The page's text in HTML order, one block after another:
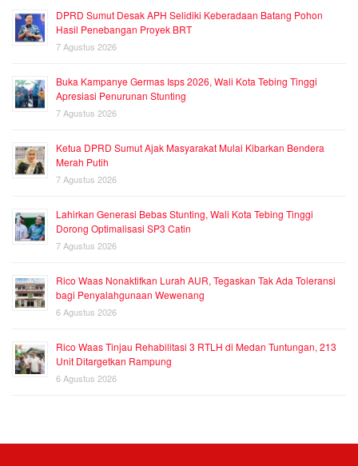
DPRD Sumut Desak APH Selidiki Keberadaan Batang Pohon
Hasil Penebangan Proyek BRT
7 Agustus 2026
Buka Kampanye Germas Isps 2026, Wali Kota Tebing Tinggi
Apresiasi Penurunan Stunting
7 Agustus 2026
Ketua DPRD Sumut Ajak Masyarakat Mulai Kibarkan Bendera
Merah Putih
7 Agustus 2026
Lahirkan Generasi Bebas Stunting, Wali Kota Tebing Tinggi
Dorong Optimalisasi SP3 Catin
7 Agustus 2026
Rico Waas Nonaktifkan Lurah AUR, Tegaskan Tak Ada Toleransi
bagi Penyalahgunaan Wewenang
6 Agustus 2026
Rico Waas Tinjau Rehabilitasi 3 RTLH di Medan Tuntungan, 213
Unit Ditargetkan Rampung
6 Agustus 2026